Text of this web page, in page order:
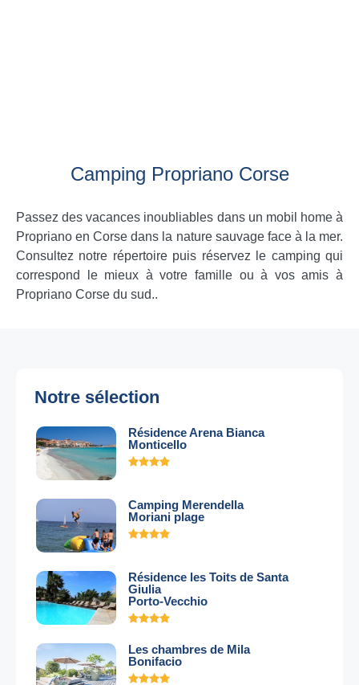
Camping Propriano Corse
Passez des vacances inoubliables dans un mobil home à
Propriano en Corse dans la nature sauvage face à la mer.
Consultez notre répertoire puis réservez le camping qui
correspond le mieux à votre famille ou à vos amis à
Propriano Corse du sud..
Notre sélection
Résidence Arena Bianca
Monticello
Camping Merendella
Moriani plage
Résidence les Toits de Santa
Giulia
Porto-Vecchio
Les chambres de Mila
Bonifacio